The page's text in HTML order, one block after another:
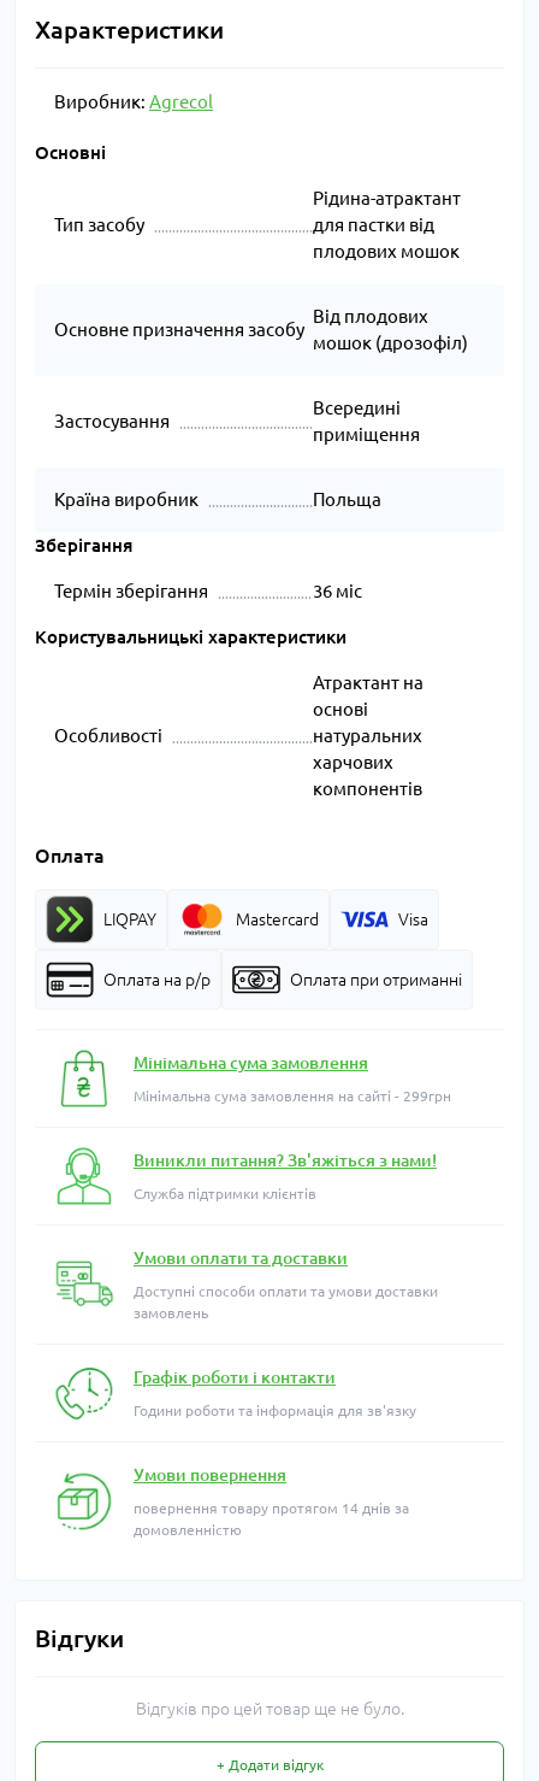
Характеристики
Виробник: Agrecol
Основні
Тип засобу
Рідина-атрактант
для пастки від
плодових мошок
Основне призначення засобу
Від плодових
мошок (дрозофіл)
Застосування
Всередині
приміщення
Країна виробник Польща
Зберігання
Термін зберігання 36 міс
Користувальницькі характеристики
Особливості
Атрактант на
основі
натуральних
харчових
компонентів
Оплата
LIQPAY Mastercard Visa
Оплата на р/р Оплата при отриманні
Мінімальна сума замовлення
Мінімальна сума замовлення на сайті - 299грн
Виникли питання? Зв'яжіться з нами!
Служба підтримки клієнтів
Умови оплати та доставки
Доступні способи оплати та умови доставки
замовлень
Графік роботи і контакти
Години роботи та інформація для зв'язку
Умови повернення
повернення товару протягом 14 днів за
домовленністю
Відгуки
Відгуків про цей товар ще не було.
+ Додати відгук